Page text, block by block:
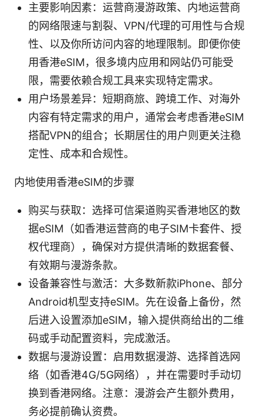
主要影响因素：运营商漫游政策、内地运营商
的网络限速与割裂、VPN/代理的可用性与合规
性、以及你所访问内容的地理限制。即便你使
用香港eSIM，很多境内应用和网站仍可能受
限，需要依赖合规工具来实现特定需求。
用户场景差异：短期商旅、跨境工作、对海外
内容有特定需求的用户，通常会考虑香港eSIM
搭配VPN的组合；长期居住的用户则更关注稳
定性、成本和合规性。
内地使用香港eSIM的步骤
购买与获取：选择可信渠道购买香港地区的数
据eSIM（如香港运营商的电子SIM卡套件、授
权代理商），确保对方提供清晰的数据套餐、
有效期与漫游条款。
设备兼容性与激活：大多数新款iPhone、部分
Android机型支持eSIM。先在设备上备份，然
后进入设置添加eSIM，输入提供商给出的二维
码或手动配置资料，完成激活。
数据与漫游设置：启用数据漫游、选择首选网
络（如香港4G/5G网络），并在需要时手动切
换到香港网络。注意：漫游会产生额外费用，
务必提前确认资费。